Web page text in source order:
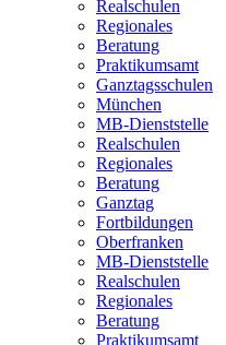
Realschulen
Regionales
Beratung
Praktikumsamt
Ganztagsschulen
München
MB-Dienststelle
Realschulen
Regionales
Beratung
Ganztag
Fortbildungen
Oberfranken
MB-Dienststelle
Realschulen
Regionales
Beratung
Praktikumsamt